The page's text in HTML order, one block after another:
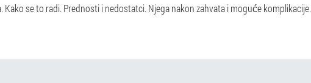
se to radi. Prednosti i nedostatci. Njega nakon zahvata i moguće komplikacije.